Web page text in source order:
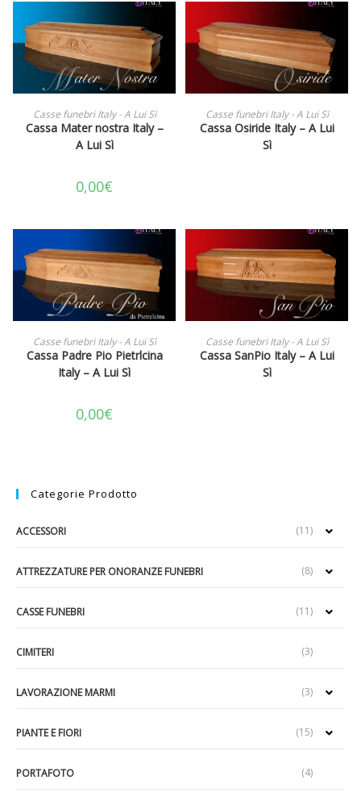
AGGIUNGI AL CARRELLO
Casse funebri Italy - A Lui Sì
Cassa Mater nostra Italy –
A Lui Sì
0,00€
LEGGI TUTTO
Casse funebri Italy - A Lui Sì
Cassa Osiride Italy – A Lui
Sì
AGGIUNGI AL CARRELLO
Casse funebri Italy - A Lui Sì
Cassa Padre Pio Pietrlcina
Italy – A Lui Sì
0,00€
LEGGI TUTTO
Casse funebri Italy - A Lui Sì
Cassa SanPio Italy – A Lui
Sì
Categorie Prodotto
ACCESSORI (11)
ATTREZZATURE PER ONORANZE FUNEBRI (8)
CASSE FUNEBRI (11)
CIMITERI (3)
LAVORAZIONE MARMI (3)
PIANTE E FIORI (15)
PORTAFOTO (4)